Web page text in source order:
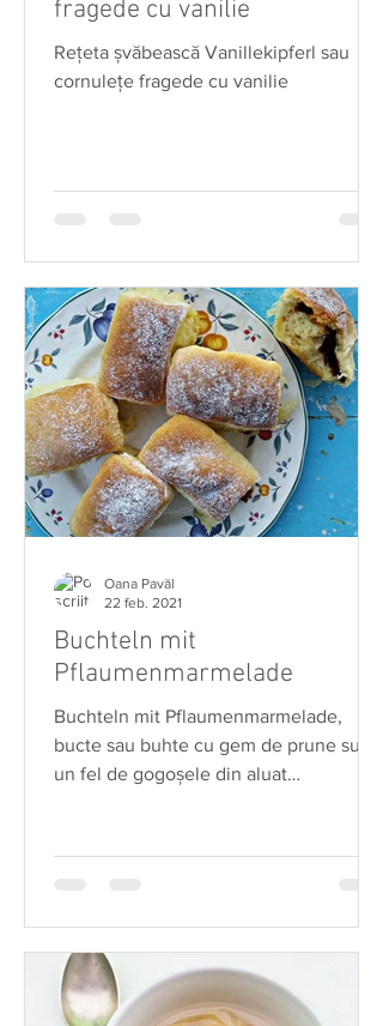
fragede cu vanilie
Rețeta șvăbească Vanillekipferl sau
cornulețe fragede cu vanilie
Buchteln mit
Pflaumenmarmelade
Buchteln mit Pflaumenmarmelade,
bucte sau buhte cu gem de prune sunt
un fel de gogoşele din aluat
Oana Pavăl
22 feb. 2021